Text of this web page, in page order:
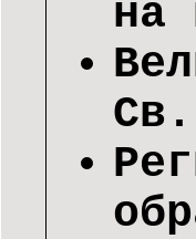
на